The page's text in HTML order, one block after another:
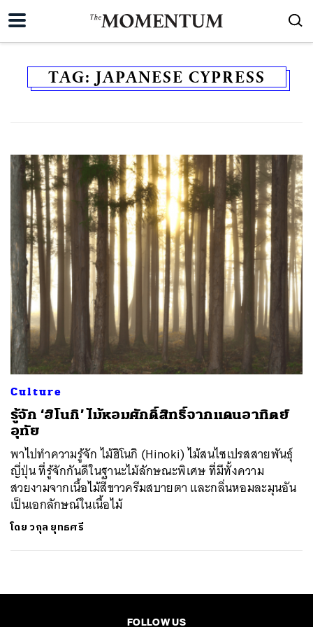
TAG: JAPANESE CYPRESS
Culture
รู้จัก ‘ฮิโนกิ’ ไม้หอมศักดิ์สิทธิ์จากแดนอาทิตย์
อุทัย
พาไปทำความรู้จัก ไม้ฮิโนกิ (Hinoki) ไม้สนไซเปรสสายพันธุ์
ญี่ปุ่น ที่รู้จักกันดีในฐานะไม้ลักษณะพิเศษ ที่มีทั้งความ
สวยงามจากเนื้อไม้สีขาวครีมสบายตา และกลิ่นหอมละมุนอัน
เป็นเอกลักษณ์ในเนื้อไม้
โดยวกุล ยุทธศรี
FOLLOW US
ค้นหา
SHARE TWEET LINE EMAIL